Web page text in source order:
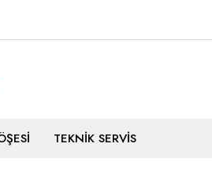
TEKNİK SERVİS